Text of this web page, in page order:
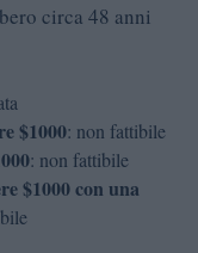
circa 48 anni
$1000: non fattibile
: non fattibile
$1000 con una